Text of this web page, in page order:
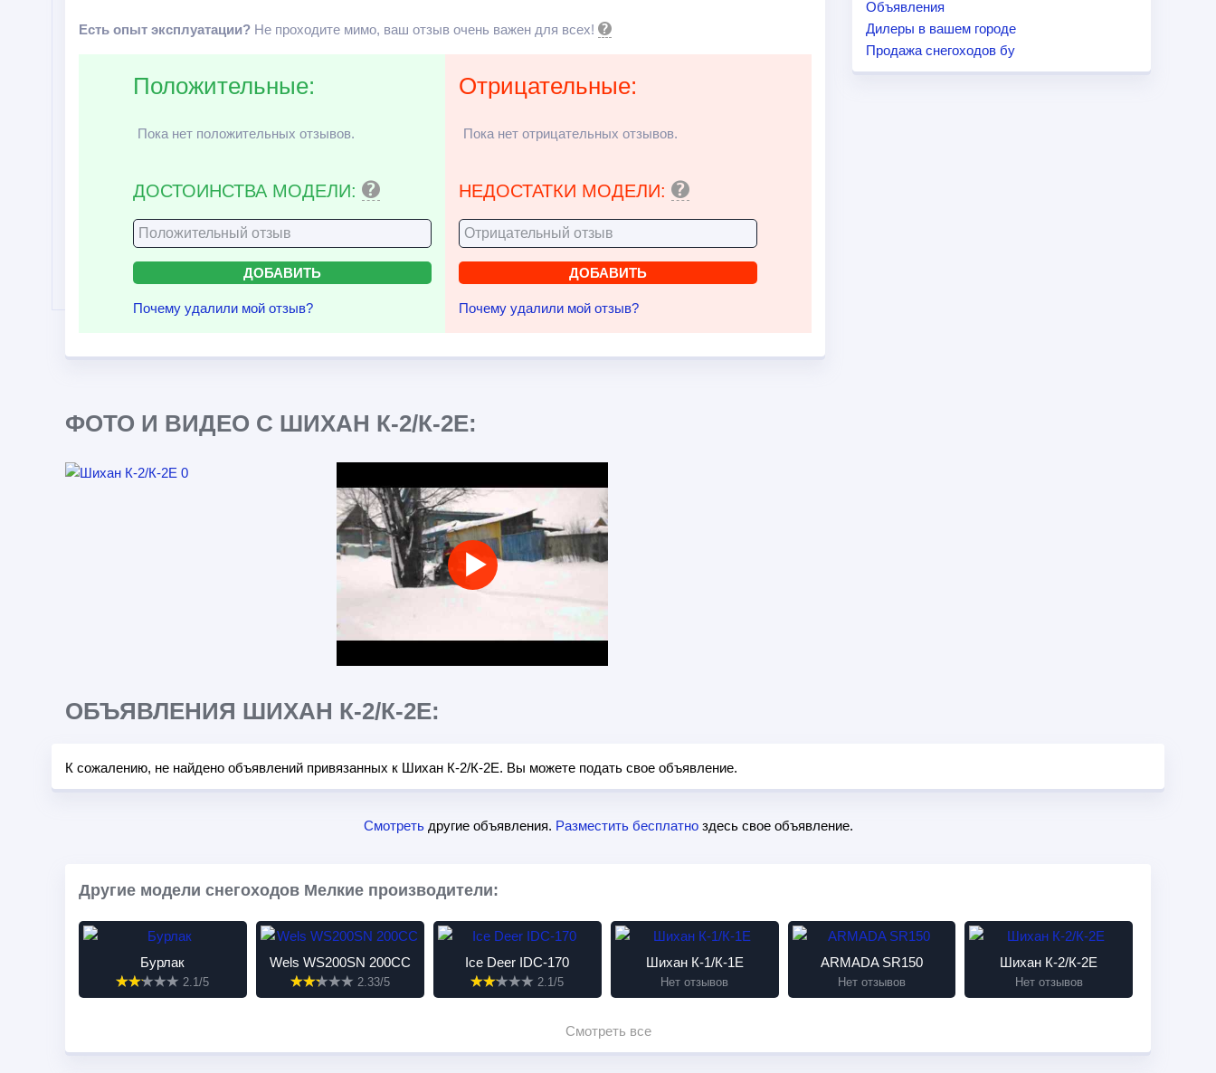
Есть опыт эксплуатации? Не проходите мимо, ваш отзыв очень важен для всех!
Положительные:
Пока нет положительных отзывов.
ДОСТОИНСТВА МОДЕЛИ:
Почему удалили мой отзыв?
Отрицательные:
Пока нет отрицательных отзывов.
НЕДОСТАТКИ МОДЕЛИ:
Почему удалили мой отзыв?
Объявления
Дилеры в вашем городе
Продажа снегоходов бу
ФОТО И ВИДЕО С ШИХАН К-2/К-2Е:
ОБЪЯВЛЕНИЯ ШИХАН К-2/К-2Е:
К сожалению, не найдено объявлений привязанных к Шихан К-2/К-2Е. Вы можете подать свое объявление.
Смотретьдругие объявления. Разместить бесплатноздесь свое объявление.
Другие модели снегоходов Мелкие производители:
Бурлак
2.1/5
Wels WS200SN 200CC
2.33/5
Ice Deer IDC-170
2.1/5
Шихан К-1/К-1Е
Нет отзывов
ARMADA SR150
Нет отзывов
Шихан К-2/К-2Е
Нет отзывов
Смотреть все